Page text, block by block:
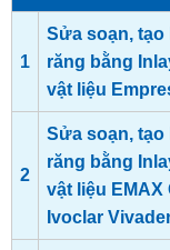
1
Sửa soạn,
răng bằng
vật liệu
2
Sửa soạn,
răng bằng
vật liệu EMAX
Ivoclar